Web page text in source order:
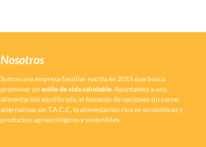
Nosotros
Somos una empresa familiar nacida en 2015 que busca
promover unestilo de vida saludable.Apuntamos a una
alimentación equilibrada, el fomento de opciones sin carne,
alternativas sin T.A.C.C, la alimentación rica en probióticos y
productos agroecológicos y sostenibles.